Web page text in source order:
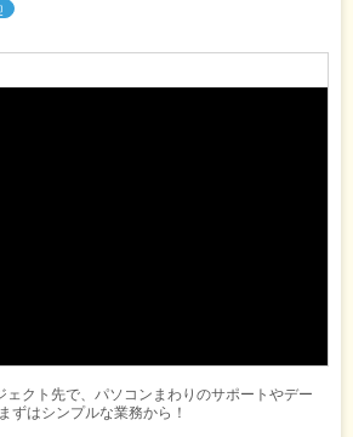
ェクト先で、パソコンまわりのサポートやデー
ずはシンプルな業務から！